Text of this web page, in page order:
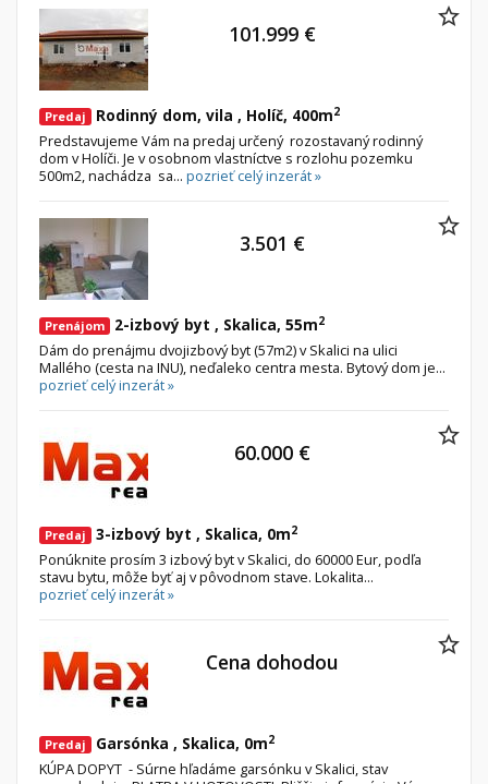
searchHľadaj
Uložiť vyhľadávanie
Predaj Rodinný dom, vila , Holíč, 400m2
Predstavujeme Vám na predaj určený rozostavaný rodinný
dom v Holíči. Je v osobnom vlastníctve s rozlohu pozemku
500m2, nachádza sa... pozrieť celý inzerát »
101.999 €
Prenájom 2-izbový byt , Skalica, 55m2
Dám do prenájmu dvojizbový byt (57m2) v Skalici na ulici
Mallého (cesta na INU), neďaleko centra mesta. Bytový dom je...
pozrieť celý inzerát »
3.501 €
Predaj 3-izbový byt , Skalica, 0m2
Ponúknite prosím 3 izbový byt v Skalici, do 60000 Eur, podľa
stavu bytu, môže byť aj v pôvodnom stave. Lokalita...
pozrieť celý inzerát »
60.000 €
Predaj Garsónka , Skalica, 0m2
KÚPA DOPYT - Súrne hľadáme garsónku v Skalici, stav
Cena dohodou